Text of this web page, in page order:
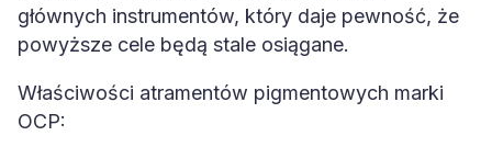
głównych instrumentów, który daje pewność, że
powyższe cele będą stale osiągane.
Właściwości atramentów pigmentowych marki
OCP: